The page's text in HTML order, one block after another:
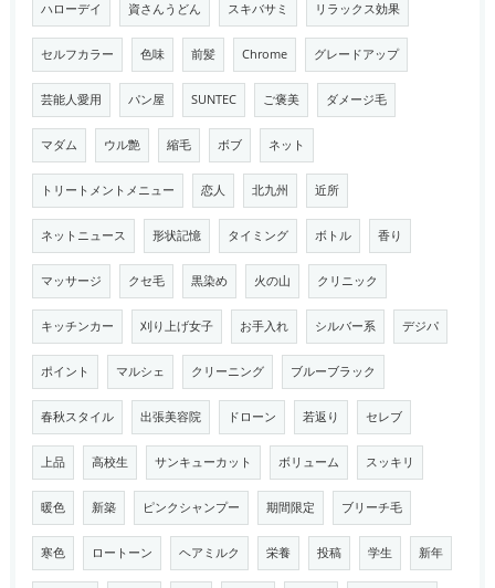
ハローデイ 資さんうどん スキバサミ リラックス効果
セルフカラー 色味 前髪 Chrome グレードアップ
芸能人愛用 パン屋 SUNTEC ご褒美 ダメージ毛
マダム ウル艶 縮毛 ボブ ネット
トリートメントメニュー 恋人 北九州 近所
ネットニュース 形状記憶 タイミング ボトル 香り
マッサージ クセ毛 黒染め 火の山 クリニック
キッチンカー 刈り上げ女子 お手入れ シルバー系 デジパ
ポイント マルシェ クリーニング ブルーブラック
春秋スタイル 出張美容院 ドローン 若返り セレブ
上品 高校生 サンキューカット ボリューム スッキリ
暖色 新築 ピンクシャンプー 期間限定 ブリーチ毛
寒色 ロートーン ヘアミルク 栄養 投稿 学生 新年